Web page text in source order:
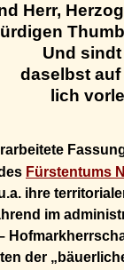
Herr, Herzog
Und
daselbst
lich
Fürstentums
ihre
im
der